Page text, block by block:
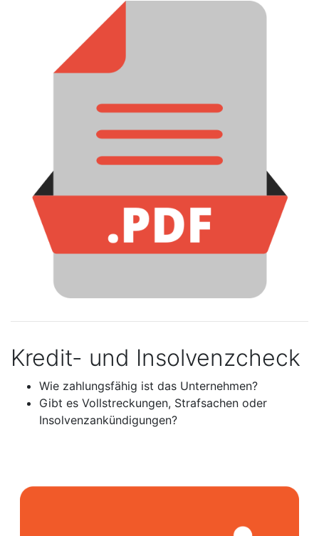
Kredit- und Insolvenzcheck
Wie zahlungsfähig ist das Unternehmen?
Gibt es Vollstreckungen, Strafsachen oder
Insolvenzankündigungen?